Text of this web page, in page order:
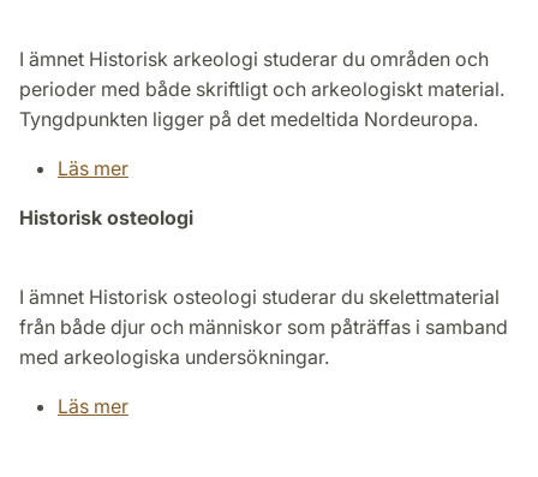
I ämnet Historisk arkeologi studerar du områden och
perioder med både skriftligt och arkeologiskt material.
Tyngdpunkten ligger på det medeltida Nordeuropa.
Läs mer
Historisk osteologi
I ämnet Historisk osteologi studerar du skelettmaterial
från både djur och människor som påträffas i samband
med arkeologiska undersökningar.
Läs mer